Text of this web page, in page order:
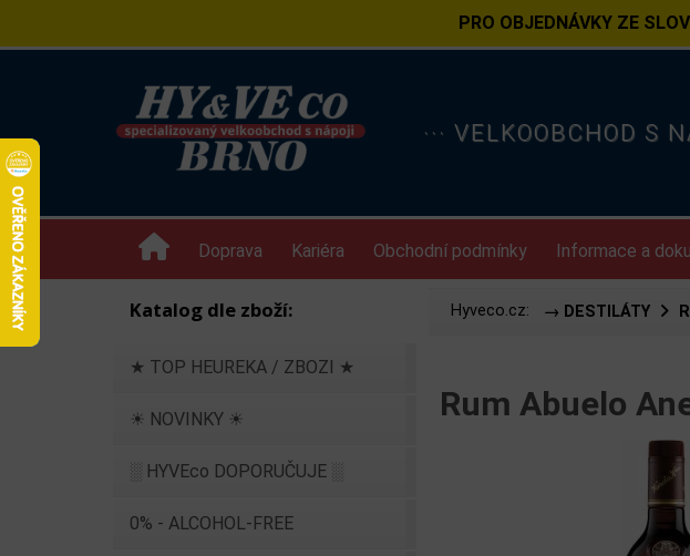
PRO OBJEDNÁVKY ZE
··· VELKOOBCHOD S
Doprava Kariéra Obchodní podmínky Informace a
Katalog dle zboží:
★ TOP HEUREKA / ZBOZI ★
☀ NOVINKY ☀
░ HYVEco DOPORUČUJE ░
0% - ALCOHOL-FREE
Hyveco.cz: → DESTILÁTY
Rum Abuelo